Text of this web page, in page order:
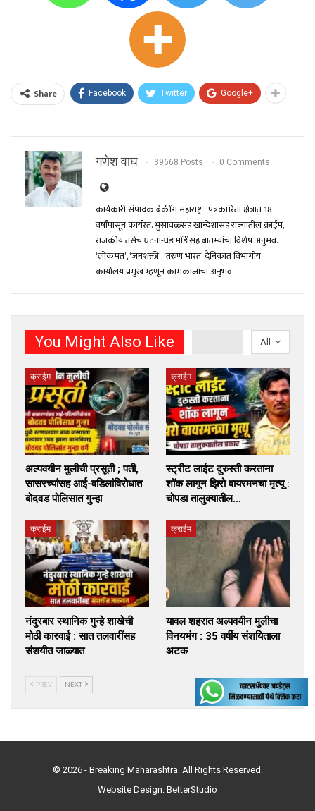
Share Facebook Twitter Google+
गणेश वाघ 39668 Posts 0 Comments
कार्यकारी संपादक ब्रेकींग महाराष्ट्र : पत्रकारिता क्षेत्रात 18
वर्षांपासून कार्यरत. भुसावळसह खान्देशासह राज्यातील क्राईम,
राजकीय तसेच घटना-घडामोंडीसह बातम्यांचा विशेष अनुभव.
‘लोकमत’, ‘जनशक्ती’, ‘तरुण भारत’ दैनिकात विभागीय
कार्यालय प्रमुख म्हणून कामकाजाचा अनुभव
All
You Might Also Like
क्राईम
अल्पवयीन मुलीची प्रसूती ; पती,
सासरच्यांसह आई-वडिलांविरोधात
बोदवड पोलिसात गुन्हा
क्राईम
स्ट्रीट लाईट दुरुस्ती करताना
शॉक लागून झिरो वायरमनचा मृत्यू :
चोपडा तालुक्यातील…
क्राईम
नंदुरबार स्थानिक गुन्हे शाखेची
मोठी कारवाई : सात तलवारींसह
संशयीत जाळ्यात
क्राईम
यावल शहरात अल्पवयीन मुलीचा
विनयभंग : 35 वर्षीय संशयिताला
अटक
PREV NEXT
© 2026 - Breaking Maharashtra. All Rights Reserved.
Website Design: BetterStudio